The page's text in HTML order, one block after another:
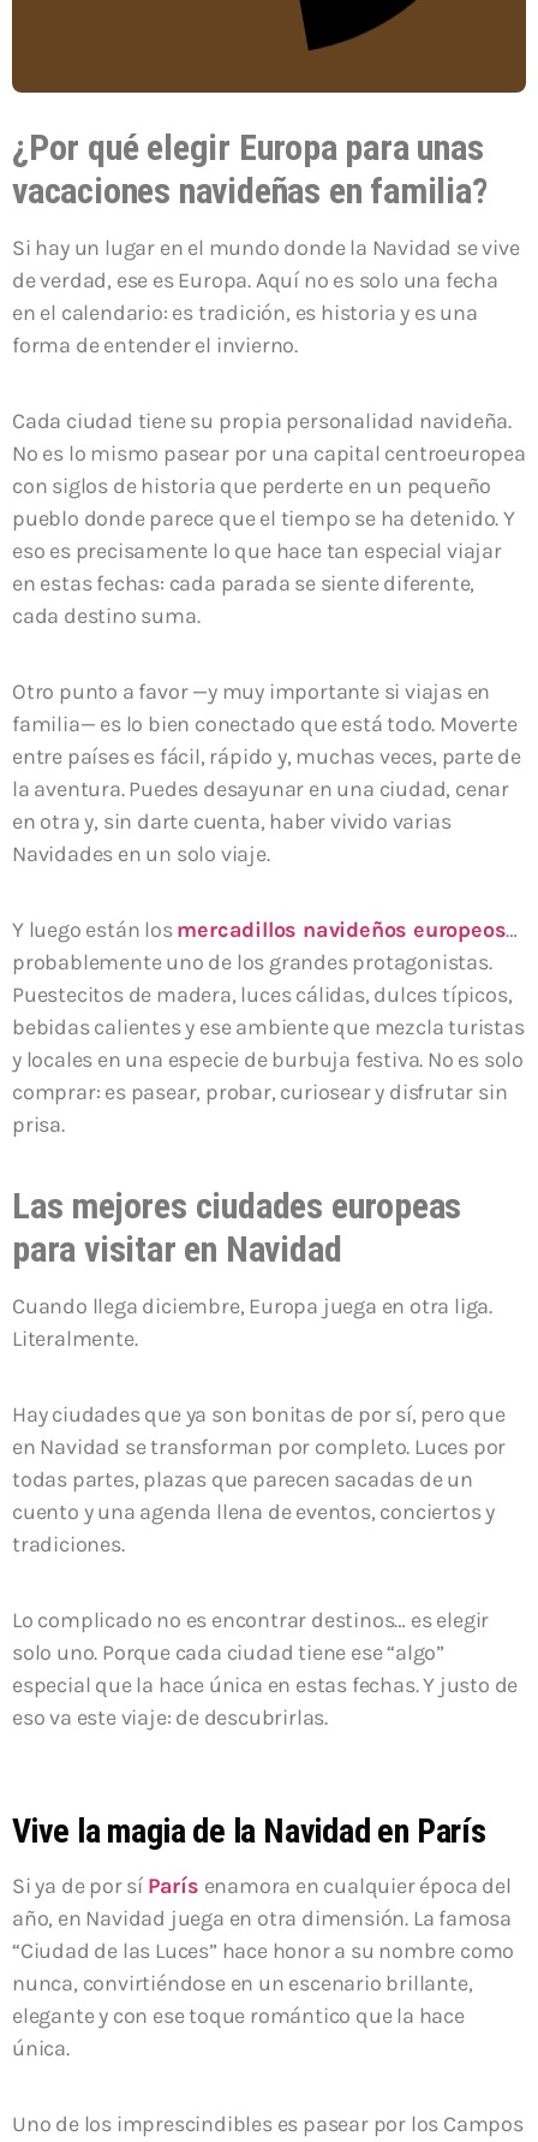
¿Por qué elegir Europa para unas
vacaciones navideñas en familia?
Si hay un lugar en el mundo donde la Navidad se vive
de verdad, ese es Europa. Aquí no es solo una fecha
en el calendario: es tradición, es historia y es una
forma de entender el invierno.
Cada ciudad tiene su propia personalidad navideña.
No es lo mismo pasear por una capital centroeuropea
con siglos de historia que perderte en un pequeño
pueblo donde parece que el tiempo se ha detenido. Y
eso es precisamente lo que hace tan especial viajar
en estas fechas: cada parada se siente diferente,
cada destino suma.
Otro punto a favor —y muy importante si viajas en
familia— es lo bien conectado que está todo. Moverte
entre países es fácil, rápido y, muchas veces, parte de
la aventura. Puedes desayunar en una ciudad, cenar
en otra y, sin darte cuenta, haber vivido varias
Navidades en un solo viaje.
Y luego están losmercadillos navideños europeos…
probablemente uno de los grandes protagonistas.
Puestecitos de madera, luces cálidas, dulces típicos,
bebidas calientes y ese ambiente que mezcla turistas
y locales en una especie de burbuja festiva. No es solo
comprar: es pasear, probar, curiosear y disfrutar sin
prisa.
Las mejores ciudades europeas
para visitar en Navidad
Cuando llega diciembre, Europa juega en otra liga.
Literalmente.
Hay ciudades que ya son bonitas de por sí, pero que
en Navidad se transforman por completo. Luces por
todas partes, plazas que parecen sacadas de un
cuento y una agenda llena de eventos, conciertos y
tradiciones.
Lo complicado no es encontrar destinos… es elegir
solo uno. Porque cada ciudad tiene ese “algo”
especial que la hace única en estas fechas. Y justo de
eso va este viaje: de descubrirlas.
Vive la magia de la Navidad en París
Si ya de por sí París enamora en cualquier época del
año, en Navidad juega en otra dimensión. La famosa
“Ciudad de las Luces” hace honor a su nombre como
nunca, convirtiéndose en un escenario brillante,
elegante y con ese toque romántico que la hace
única.
Uno de los imprescindibles es pasear por los Campos